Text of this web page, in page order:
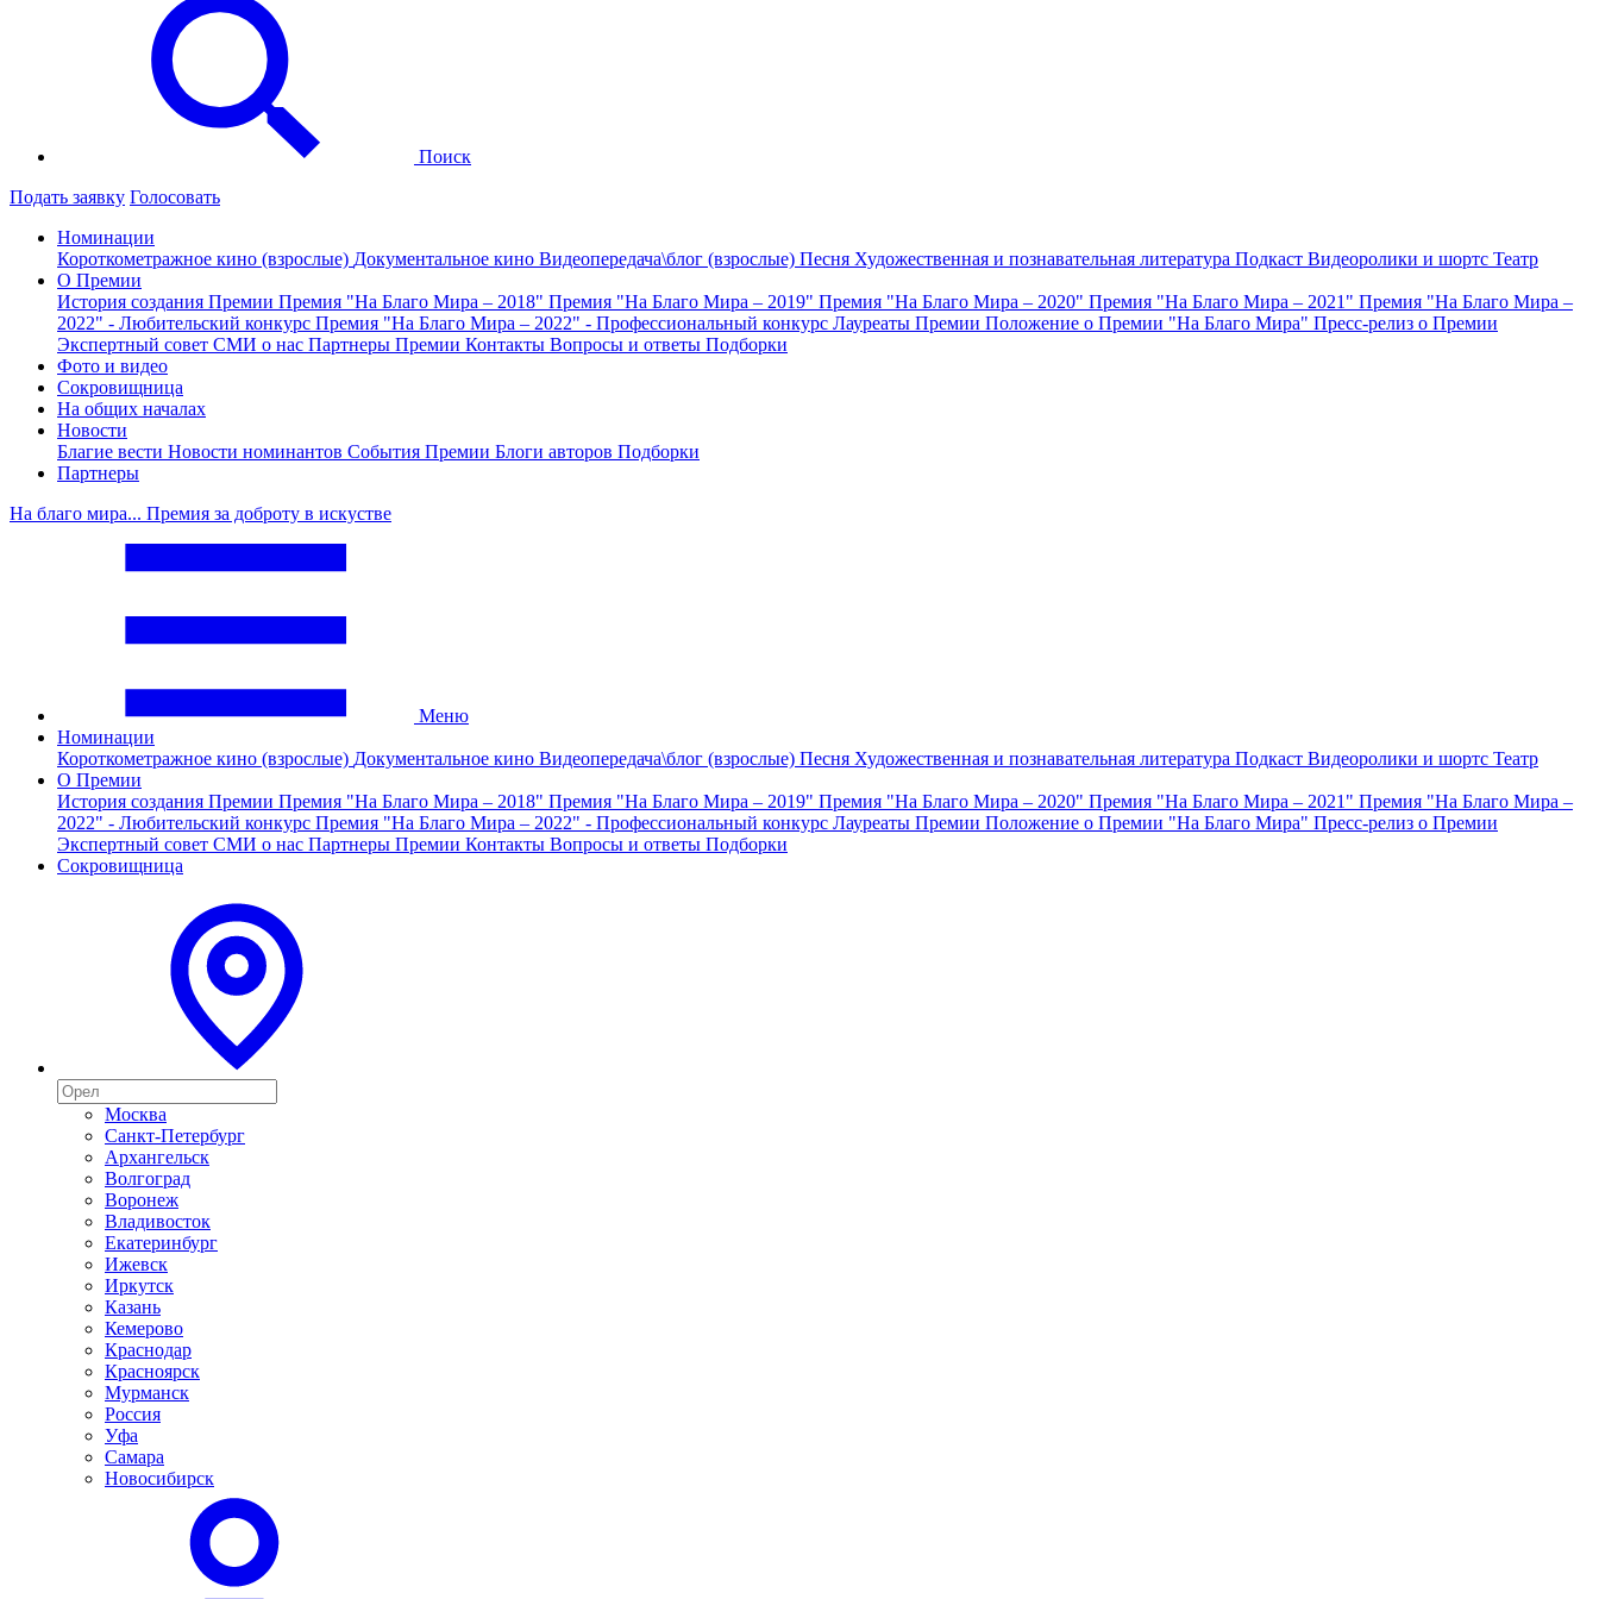
Поиск
Подать заявку Голосовать
Номинации
Короткометражное кино (взрослые) Документальное кино Видеопередача\блог (взрослые) Песня Художественная и познавательная литература Подкаст Видеоролики и шортс Театр
О Премии
История создания Премии Премия "На Благо Мира – 2018" Премия "На Благо Мира – 2019" Премия "На Благо Мира – 2020" Премия "На Благо Мира – 2021" Премия "На Благо Мира –
2022" - Любительский конкурс Премия "На Благо Мира – 2022" - Профессиональный конкурс Лауреаты Премии Положение о Премии "На Благо Мира" Пресс-релиз о Премии
Экспертный совет СМИ о нас Партнеры Премии Контакты Вопросы и ответы Подборки
Фото и видео
Сокровищница
На общих началах
Новости
Благие вести Новости номинантов События Премии Блоги авторов Подборки
Партнеры
На благо мира... Премия за доброту в искустве
Меню
Номинации
Короткометражное кино (взрослые) Документальное кино Видеопередача\блог (взрослые) Песня Художественная и познавательная литература Подкаст Видеоролики и шортс Театр
О Премии
История создания Премии Премия "На Благо Мира – 2018" Премия "На Благо Мира – 2019" Премия "На Благо Мира – 2020" Премия "На Благо Мира – 2021" Премия "На Благо Мира –
2022" - Любительский конкурс Премия "На Благо Мира – 2022" - Профессиональный конкурс Лауреаты Премии Положение о Премии "На Благо Мира" Пресс-релиз о Премии
Экспертный совет СМИ о нас Партнеры Премии Контакты Вопросы и ответы Подборки
Сокровищница
Москва
Санкт-Петербург
Архангельск
Волгоград
Воронеж
Владивосток
Екатеринбург
Ижевск
Иркутск
Казань
Кемерово
Краснодар
Красноярск
Мурманск
Россия
Уфа
Самара
Новосибирск